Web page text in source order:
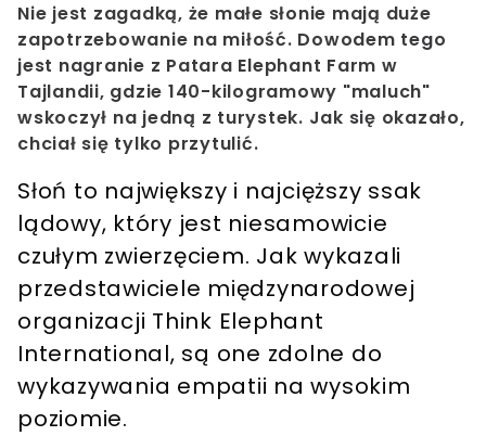
Nie jest zagadką, że małe słonie mają duże
zapotrzebowanie na miłość. Dowodem tego
jest nagranie z Patara Elephant Farm w
Tajlandii, gdzie 140-kilogramowy "maluch"
wskoczył na jedną z turystek. Jak się okazało,
chciał się tylko przytulić.
Słoń to największy i najcięższy ssak
lądowy, który jest niesamowicie
czułym zwierzęciem. Jak wykazali
przedstawiciele międzynarodowej
organizacji Think Elephant
International, są one zdolne do
wykazywania empatii na wysokim
poziomie.